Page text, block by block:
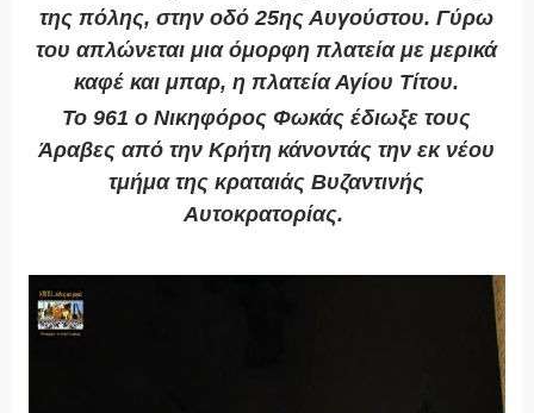
της πόλης, στην οδό 25ης Αυγούστου. Γύρω
του απλώνεται μια όμορφη πλατεία με μερικά
καφέ και μπαρ, η πλατεία Αγίου Τίτου.
Το 961 ο Νικηφόρος Φωκάς έδιωξε τους
Άραβες από την Κρήτη κάνοντάς την εκ νέου
τμήμα της κραταιάς Βυζαντινής
Αυτοκρατορίας.